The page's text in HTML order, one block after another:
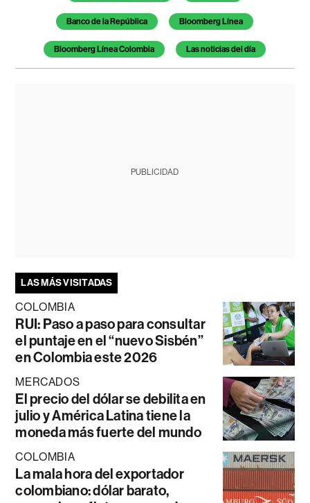
Banco de la República Bloomberg Línea
Bloomberg Línea Colombia Las noticias del día
PUBLICIDAD
LAS MÁS VISITADAS
COLOMBIA
RUI: Paso a paso para consultar
el puntaje en el “nuevo Sisbén”
en Colombia este 2026
MERCADOS
El precio del dólar se debilita en
julio y América Latina tiene la
moneda más fuerte del mundo
COLOMBIA
La mala hora del exportador
colombiano: dólar barato,